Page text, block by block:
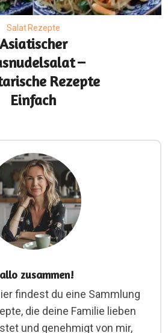
Salat Rezepte
–
Rezepte
Einfach
zusammen!
findest du eine Sammlung
die deine Familie lieben
und genehmigt von mir,